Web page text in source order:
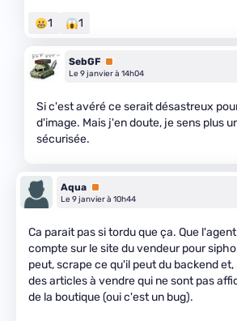
1 1
SebGF Premium
Le 9 janvier à 14h04
Si c'est avéré ce serait désastreux
d'image. Mais j'en doute, je sens plus
sécurisée.
Aqua Premium
Le 9 janvier à 10h44
Ca parait pas si tordu que ça. Que
compte sur le site du vendeur pour
peut, scrape ce qu'il peut du backend
des articles à vendre qui ne sont pas
de la boutique (oui c'est un bug).